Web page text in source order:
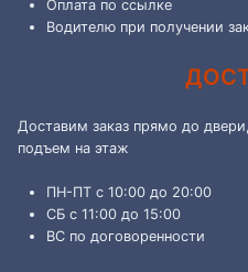
Оплата по ссылке
Водителю при получении
Доставим заказ прямо до
подъем на этаж
ПН-ПТ с 10:00 до 20:00
СБ с 11:00 до 15:00
ВС по договоренности